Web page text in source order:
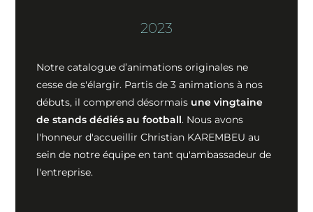
2023
Notre catalogue d’animations originales ne
cesse de s'élargir. Partis de 3 animations à nos
débuts, il comprend désormais une vingtaine
de stands dédiés au football. Nous avons
l'honneur d'accueillir Christian KAREMBEU au
sein de notre équipe en tant qu'ambassadeur de
l'entreprise.